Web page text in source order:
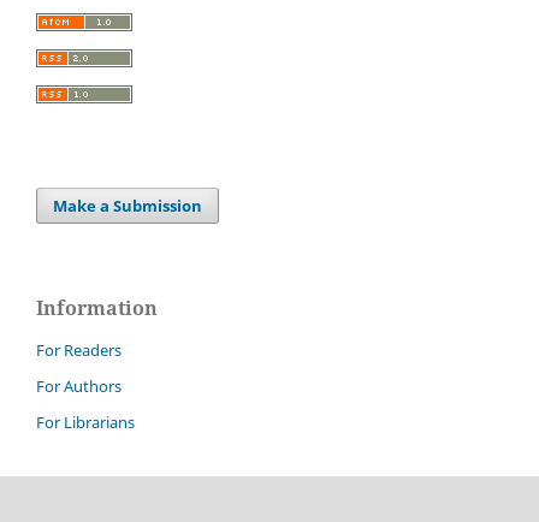
Make a Submission
Information
For Readers
For Authors
For Librarians